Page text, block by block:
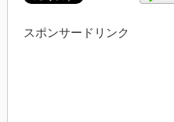
スポンサードリンク